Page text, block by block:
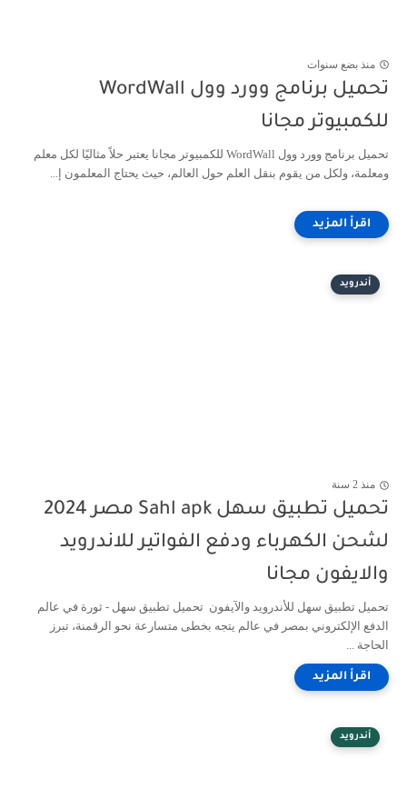
منذ بضع سنوات
تحميل برنامج وورد وول WordWall
للكمبيوتر مجانا
تحميل برنامج وورد وول WordWall للكمبيوتر مجانا يعتبر حلاً مثاليًا لكل معلم
ومعلمة، ولكل من يقوم بنقل العلم حول العالم، حيث يحتاج المعلمون إ...
أندرويد
منذ 2 سنة
تحميل تطبيق سهل Sahl apk مصر 2024
لشحن الكهرباء ودفع الفواتير للاندرويد
والايفون مجانا
تحميل تطبيق سهل للأندرويد والآيفون تحميل تطبيق سهل - ثورة في عالم
الدفع الإلكتروني بمصر في عالم يتجه بخطى متسارعة نحو الرقمنة، تبرز
الحاجة ...
أندرويد